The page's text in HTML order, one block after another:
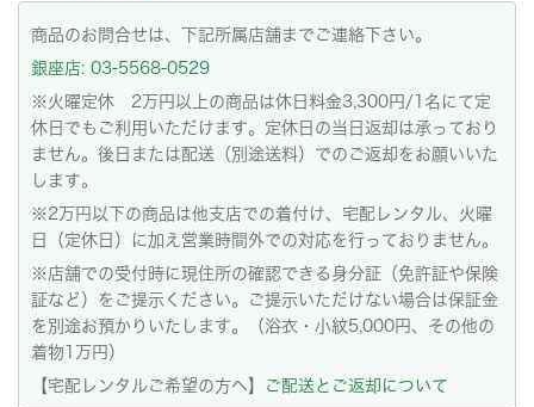
商品のお問合せは、下記所属店舗までご連絡下さい。
銀座店: 03-5568-0529
※火曜定休 2万円以上の商品は休日料金3,300円/1名にて定
休日でもご利用いただけます。定休日の当日返却は承っており
ません。後日または配送（別途送料）でのご返却をお願いいた
します。
※2万円以下の商品は他支店での着付け、宅配レンタル、火曜
日（定休日）に加え営業時間外での対応を行っておりません。
※店舗での受付時に現住所の確認できる身分証（免許証や保険
証など）をご提示ください。ご提示いただけない場合は保証金
を別途お預かりいたします。（浴衣・小紋5,000円、その他の
着物1万円）
【宅配レンタルご希望の方へ】
ご配送とご返却について